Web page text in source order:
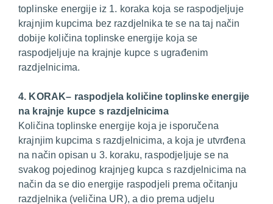
toplinske energije iz 1. koraka koja se raspodjeljuje
krajnjim kupcima bez razdjelnika te se na taj način
dobije količina toplinske energije koja se
raspodjeljuje na krajnje kupce s ugrađenim
razdjelnicima.
4. KORAK– raspodjela količine toplinske energije
na krajnje kupce s razdjelnicima
Količina toplinske energije koja je isporučena
krajnjim kupcima s razdjelnicima, a koja je utvrđena
na način opisan u 3. koraku, raspodjeljuje se na
svakog pojedinog krajnjeg kupca s razdjelnicima na
način da se dio energije raspodjeli prema očitanju
razdjelnika (veličina UR), a dio prema udjelu